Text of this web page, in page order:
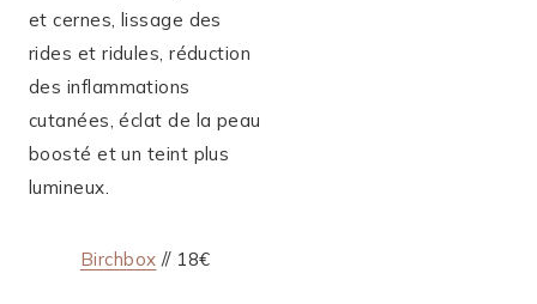
et cernes, lissage des
rides et ridules, réduction
des inflammations
cutanées, éclat de la peau
boosté et un teint plus
lumineux.
Birchbox // 18€